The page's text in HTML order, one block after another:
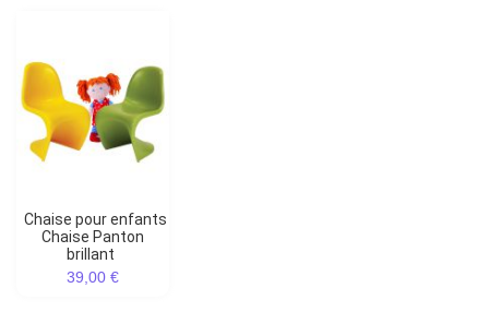
Chaise pour enfants
Chaise Panton
brillant
39,00 €